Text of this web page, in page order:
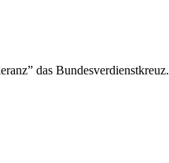
das Bundesverdienstkreuz.